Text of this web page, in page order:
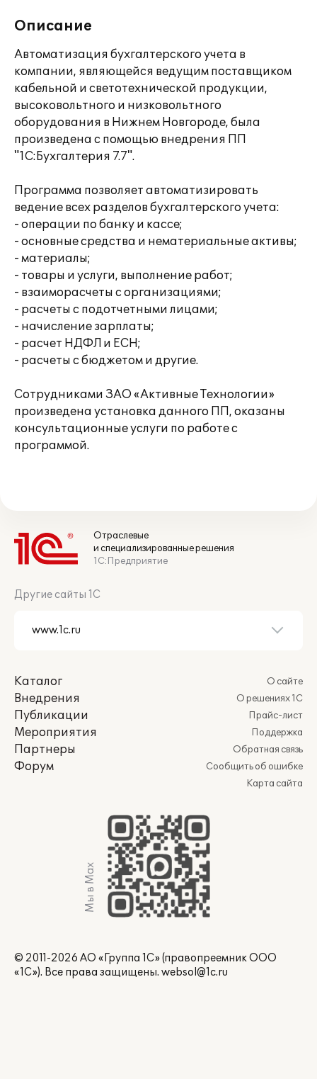
Описание
Автоматизация бухгалтерского учета в
компании, являющейся ведущим поставщиком
кабельной и светотехнической продукции,
высоковольтного и низковольтного
оборудования в Нижнем Новгороде, была
произведена с помощью внедрения ПП
"1С:Бухгалтерия 7.7".
Программа позволяет автоматизировать
ведение всех разделов бухгалтерского учета:
- операции по банку и кассе;
- основные средства и нематериальные активы;
- материалы;
- товары и услуги, выполнение работ;
- взаиморасчеты с организациями;
- расчеты с подотчетными лицами;
- начисление зарплаты;
- расчет НДФЛ и ЕСН;
- расчеты с бюджетом и другие.
Сотрудниками ЗАО «Активные Технологии»
произведена установка данного ПП, оказаны
консультационные услуги по работе с
программой.
Отраслевые
и специализированные решения
1С:Предприятие
Другие сайты 1С
Каталог
Внедрения
Публикации
Мероприятия
Партнеры
Форум
О сайте
О решениях 1С
Прайс-лист
Поддержка
Обратная связь
Сообщить об ошибке
Карта сайта
Мы в Max
© 2011-2026 АО «Группа 1С» (правопреемник ООО
«1С»). Все права защищены. websol@1c.ru